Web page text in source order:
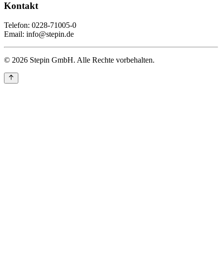
Kontakt
Telefon: 0228-71005-0
Email: info@stepin.de
© 2026 Stepin GmbH. Alle Rechte vorbehalten.